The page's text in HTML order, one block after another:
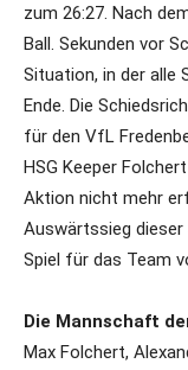
zum 26:27. Nach
Ball. Sekunden vor
Situation, in der alle
Ende. Die
für den VfL
HSG Keeper
Aktion nicht mehr
Auswärtssieg
Spiel für das Team
Die Mannschaft
Max Folchert,